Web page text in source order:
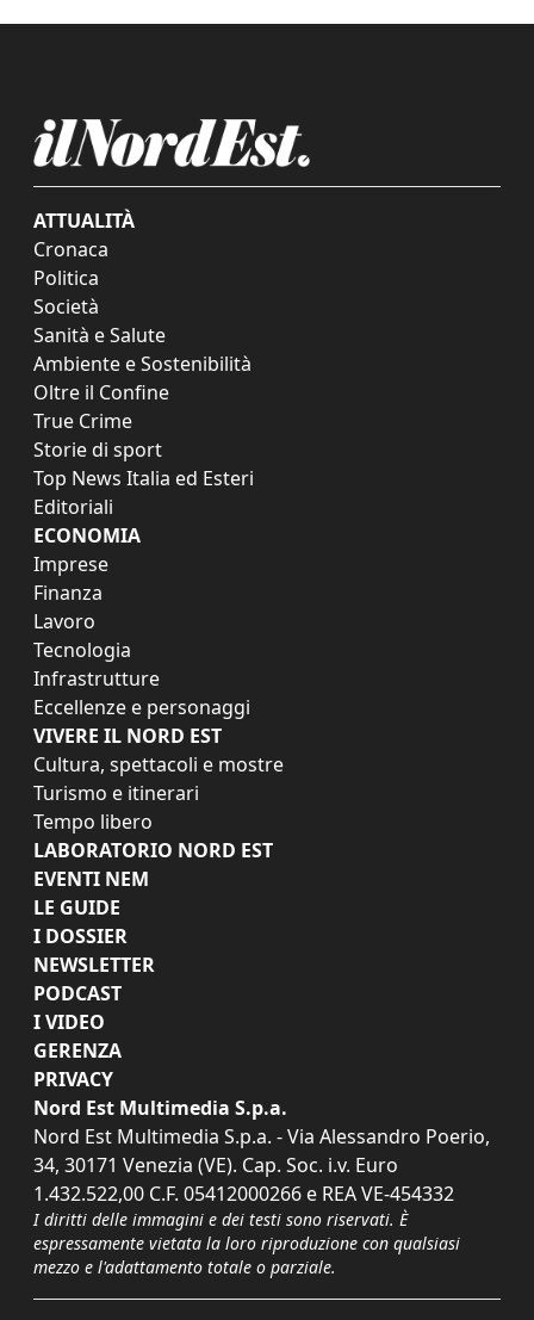
ATTUALITÀ
Cronaca
Politica
Società
Sanità e Salute
Ambiente e Sostenibilità
Oltre il Confine
True Crime
Storie di sport
Top News Italia ed Esteri
Editoriali
ECONOMIA
Imprese
Finanza
Lavoro
Tecnologia
Infrastrutture
Eccellenze e personaggi
VIVERE IL NORD EST
Cultura, spettacoli e mostre
Turismo e itinerari
Tempo libero
LABORATORIO NORD EST
EVENTI NEM
LE GUIDE
I DOSSIER
NEWSLETTER
PODCAST
I VIDEO
GERENZA
PRIVACY
Nord Est Multimedia S.p.a.
Nord Est Multimedia S.p.a. - Via Alessandro Poerio,
34, 30171 Venezia (VE). Cap. Soc. i.v. Euro
1.432.522,00 C.F. 05412000266 e REA VE-454332
I diritti delle immagini e dei testi sono riservati. È
espressamente vietata la loro riproduzione con qualsiasi
mezzo e l'adattamento totale o parziale.